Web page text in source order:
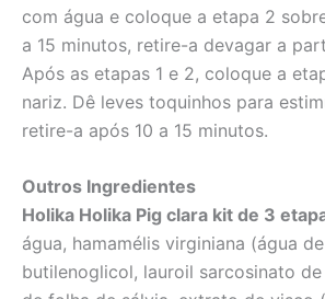
com água e coloque a etapa 2
a 15 minutos, retire-a devagar a
Após as etapas 1 e 2, coloque a
nariz. Dê leves toquinhos para
retire-a após 10 a 15 minutos.
Outros Ingredientes
Holika Holika Pig clara kit de 3
água, hamamélis virginiana (água
butilenoglicol, lauroil sarcosinato